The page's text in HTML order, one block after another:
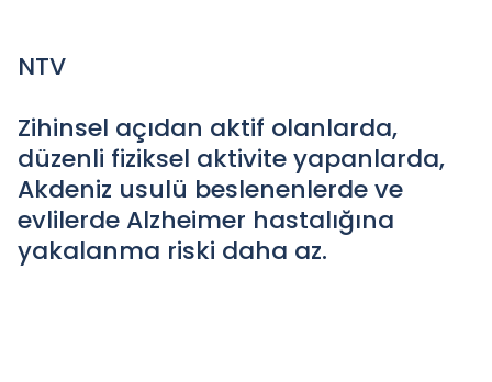
NTV
Zihinsel açıdan aktif olanlarda,
düzenli fiziksel aktivite yapanlarda,
Akdeniz usulü beslenenlerde ve
evlilerde Alzheimer hastalığına
yakalanma riski daha az.